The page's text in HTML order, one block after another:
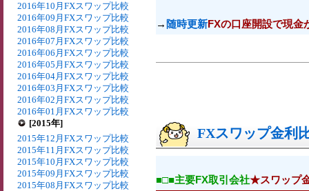
2016年10月FXスワップ比較
2016年09月FXスワップ比較
2016年08月FXスワップ比較
2016年07月FXスワップ比較
2016年06月FXスワップ比較
2016年05月FXスワップ比較
2016年04月FXスワップ比較
2016年03月FXスワップ比較
2016年02月FXスワップ比較
2016年01月FXスワップ比較
[2015年]
2015年12月FXスワップ比較
2015年11月FXスワップ比較
2015年10月FXスワップ比較
2015年09月FXスワップ比較
2015年08月FXスワップ比較
→ 随時更新FXの口座開設で現金
FXスワップ金利
■□■主要FX取引会社★スワップ